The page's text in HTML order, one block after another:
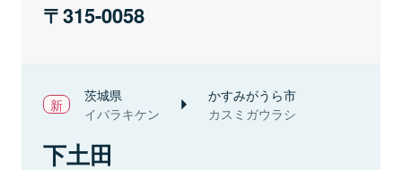
315-0058
茨城県
イバラキケン
かすみがうら市
カスミガウラシ
下土田